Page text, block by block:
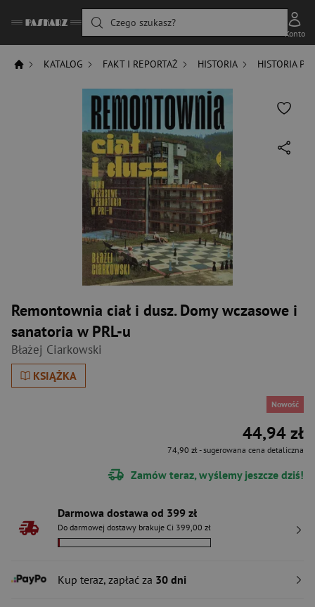
Czego szukasz?
Konto
KATALOG FAKT I REPORTAŻ HISTORIA HISTORIA
Remontownia ciał i dusz. Domy wczasowe i
sanatoria w PRL-u
Błażej Ciarkowski
KSIĄŻKA
Nowość
44,94 zł
74,90 zł- sugerowana cena detaliczna
Zamów teraz, wyślemy jeszcze dziś!
Darmowa dostawa od 399 zł
Do darmowej dostawy brakuje Ci 399,00 zł
Kup teraz, zapłać za 30 dni